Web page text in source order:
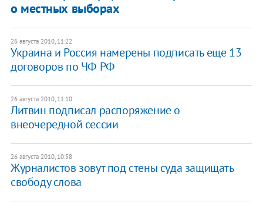
о местных выборах
26 августа 2010, 11:22
​Украина и Россия намерены подписать еще 13
договоров по ЧФ РФ
26 августа 2010, 11:10
Литвин подписал распоряжение о
внеочередной сессии
26 августа 2010, 10:58
Журналистов зовут под стены суда защищать
свободу слова